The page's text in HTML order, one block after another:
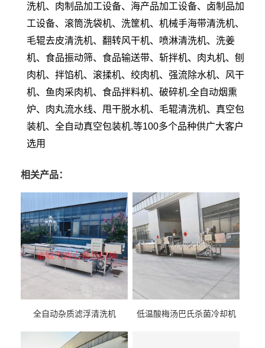
洗机、肉制品加工设备、海产品加工设备、卤制品加
工设备、滚筒洗袋机、洗筐机、机械手海带清洗机、
毛辊去皮清洗机、翻转风干机、喷淋清洗机、洗姜
机、食品振动筛、食品输送带、斩拌机、肉丸机、刨
肉机、拌馅机、滚揉机、绞肉机、强流除水机、风干
机、鱼肉采肉机、食品拌料机、破碎机.全自动烟熏
炉、肉丸流水线、甩干脱水机、毛辊清洗机、真空包
装机、全自动真空包装机.等100多个品种供广大客户
选用
相关产品：
全自动杂质滤浮清洗机 低温酸梅汤巴氏杀菌冷却机